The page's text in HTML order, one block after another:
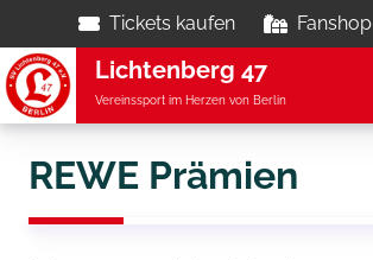
Tickets kaufen Fanshop
Lichtenberg 47
Vereinssport im Herzen von Berlin
REWE Prämien